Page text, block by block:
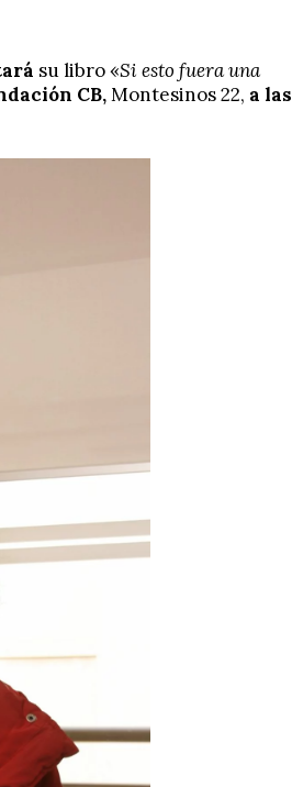
su libro «Si esto fuera una
CB,Montesinos 22, a las